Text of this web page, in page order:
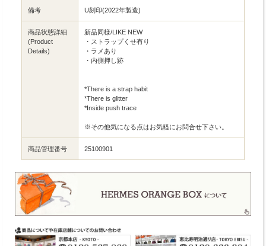
備考 U刻印(2022年製造)
商品状態詳細
(Product
Details)
新品同様/LIKE NEW
・ストラップくせ有り
・ラメあり
・内側押し跡
*There is a strap habit
*There is glitter
*Inside push trace
※その他気になる点はお気軽にお問合せ下さい。
商品管理番号 25100901